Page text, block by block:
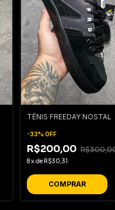
TÊNIS FREEDAY NOSTAL
-33%OFF
R$200,00
8xde R$30,31
COMPRAR